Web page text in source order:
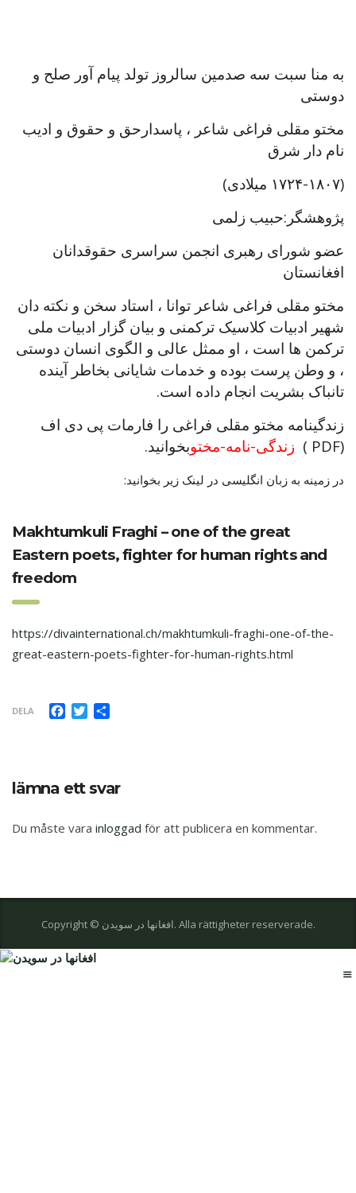
به منا سبت سه صدمین سالروز تولد پیام آور صلح و
دوستی
مختو مقلی فراغی شاعر ، پاسدارحق و حقوق و ادیب
نام دار شرق
(۱۷۲۴-۱۸۰۷ میلادی)
پژوهشگر:حبیب زلمی
عضو شورای رهبری انجمن سراسری حقوقدانان
افغانستان
مختو مقلی فراغی شاعر توانا ، استاد سخن و نکته دان
شهیر ادبیات کلاسیک ترکمنی و بیان گزار ادبیات ملی
ترکمن ها است ، او ممثل عالی و الگوی انسان دوستی
، و وطن پرست بوده و خدمات شایانی بخاطر آینده
تانباک بشریت انجام داده است.
زندگینامه مختو مقلی فراغی را فارمات پی دی اف
(PDF )
زندگی-نامه-مختوبخوانید.
در زمینه به زبان انگلیسی در لینک زیر بخوانید:
Makhtumkuli Fraghi – one of the great
Eastern poets, fighter for human rights and
freedom
https://divainternational.ch/makhtumkuli-fraghi-one-of-the-
great-eastern-poets-fighter-for-human-rights.html
DELA Facebook
Twitter
lämna ett svar
Du måste vara inloggad för att publicera en kommentar.
Copyright © افغانها در سویدن. Alla rättigheter reserverade.